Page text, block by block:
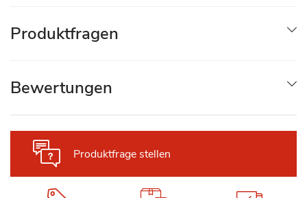
Produktfrage stellen
Produktfragen
Bewertungen